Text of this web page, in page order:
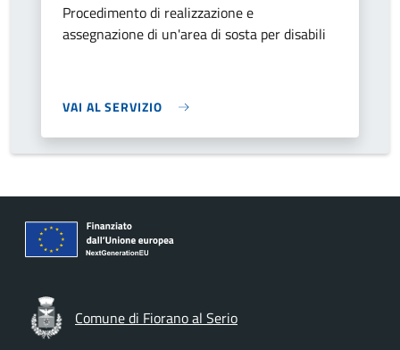
Procedimento di realizzazione e
assegnazione di un'area di sosta per disabili
VAI AL SERVIZIO
Comune di Fiorano al Serio